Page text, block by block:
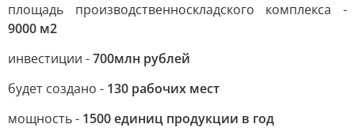
площадь производственноскладского комплекса -
9000 м2
инвестиции -700млн рублей
будет создано - 130 рабочих мест
мощность - 1500 единиц продукции в год